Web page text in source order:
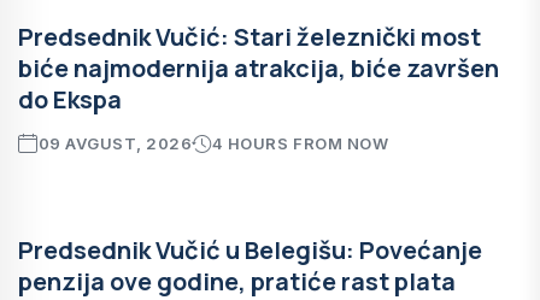
Predsednik Vučić: Stari železnički most
biće najmodernija atrakcija, biće završen
do Ekspa
09 AVGUST, 2026 4 HOURS FROM NOW
Predsednik Vučić u Belegišu: Povećanje
penzija ove godine, pratiće rast plata